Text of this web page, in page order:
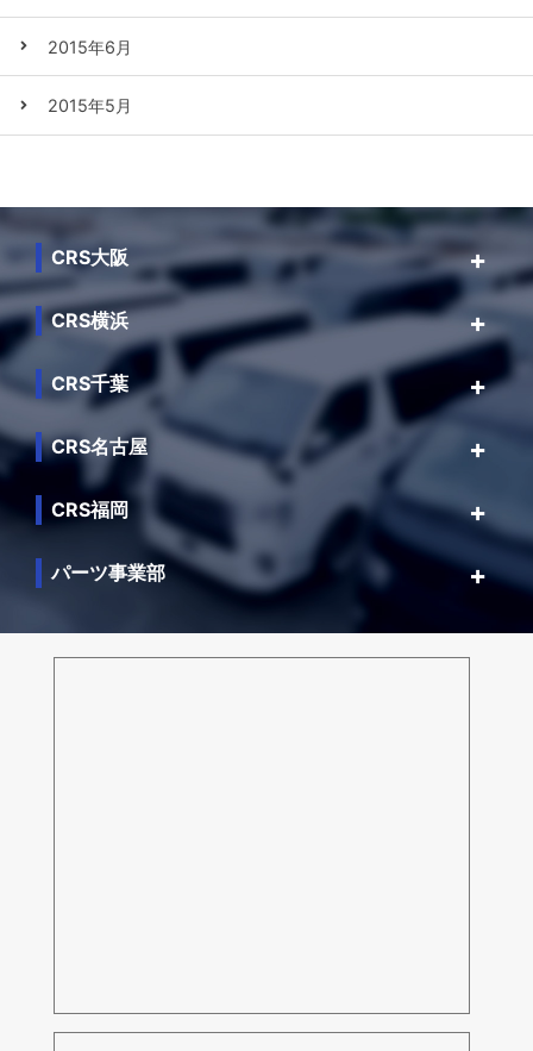
2015年6月
2015年5月
CRS大阪
CRS横浜
CRS千葉
CRS名古屋
CRS福岡
パーツ事業部